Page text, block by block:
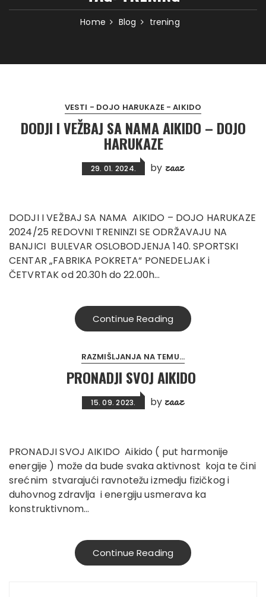
Home Blog trening
VESTI - DOJO HARUKAZE - AIKIDO
DODJI I VEŽBAJ SA NAMA AIKIDO – DOJO
HARUKAZE
29. 01. 2024. by zaaz
DODJI I VEŽBAJ SA NAMA AIKIDO – DOJO HARUKAZE
2024/25 REDOVNI TRENINZI SE ODRŽAVAJU NA
BANJICI BULEVAR OSLOBODJENJA 140. SPORTSKI
CENTAR „FABRIKA POKRETA“ PONEDELJAK i
ČETVRTAK od 20.30h do 22.00h…
Continue Reading
RAZMIŠLJANJA NA TEMU...
PRONADJI SVOJ AIKIDO
15. 09. 2023. by zaaz
PRONADJI SVOJ AIKIDO Aikido ( put harmonije
energije ) može da bude svaka aktivnost koja te čini
srećnim stvarajući ravnotežu izmedju fizičkog i
duhovnog zdravlja i energiju usmerava ka
konstruktivnom…
Continue Reading